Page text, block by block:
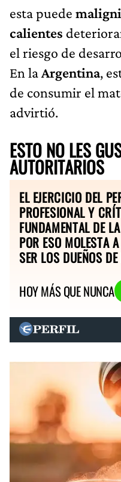
esta puede
calientes
el riesgo de
En laArgentina,
de consumir el
advirtió.
ESTO NO LES
AUTORITARIOS
EL EJERCICIO DEL
PROFESIONAL Y
FUNDAMENTAL DE
POR ESO MOLESTA
SER LOS DUEÑOS
HOY MÁS QUE NUNCA